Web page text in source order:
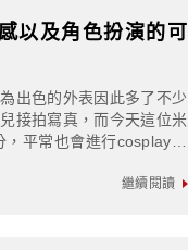
以及角色扮演的可
出色的外表因此多了不少
接拍寫真，而今天這位米
平常也會進行cosplay的
繼續閱讀